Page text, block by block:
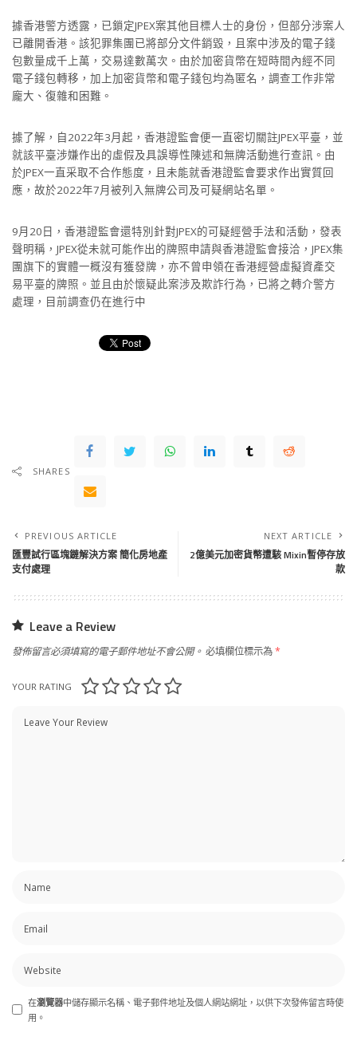
據香港警方透露，已鎖定JPEX案其他目標人士的身份，但部分涉案人
已離開香港。該犯罪集團已將部分文件銷毀，且案中涉及的電子錢
包數量成千上萬，交易達數萬次。由於加密貨幣在短時間內經不同
電子錢包轉移，加上加密貨幣和電子錢包均為匿名，調查工作非常
龐大、復雜和困難。
據了解，自2022年3月起，香港證監會便一直密切關註JPEX平臺，並
就該平臺涉嫌作出的虛假及具誤導性陳述和無牌活動進行查訊。由
於JPEX一直采取不合作態度，且未能就香港證監會要求作出實質回
應，故於2022年7月被列入無牌公司及可疑網站名單。
9月20日，香港證監會還特別針對JPEX的可疑經營手法和活動，發表
聲明稱，JPEX從未就可能作出的牌照申請與香港證監會接洽，JPEX集
團旗下的實體一概沒有獲發牌，亦不曾申領在香港經營虛擬資產交
易平臺的牌照。並且由於懷疑此案涉及欺詐行為，已將之轉介警方
處理，目前調查仍在進行中
SHARES
PREVIOUS ARTICLE
匯豐試行區塊鏈解決方案 簡化房地產
支付處理
NEXT ARTICLE
2億美元加密貨幣遭駭 Mixin暫停存放
款
Leave a Review
發佈留言必須填寫的電子郵件地址不會公開。 必填欄位標示為*
YOUR RATING
在瀏覽器中儲存顯示名稱、電子郵件地址及個人網站網址，以供下次發佈留言時使
用。